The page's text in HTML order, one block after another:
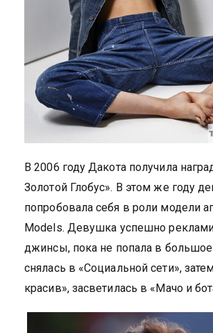
В 2006 году Дакота получила
Золотой Глобус». В этом же году
попробовала себя в роли модели
Models. Девушка успешно
джинсы, пока не попала в
снялась в «Социальной сети»,
красив», засветилась в «Мачо и